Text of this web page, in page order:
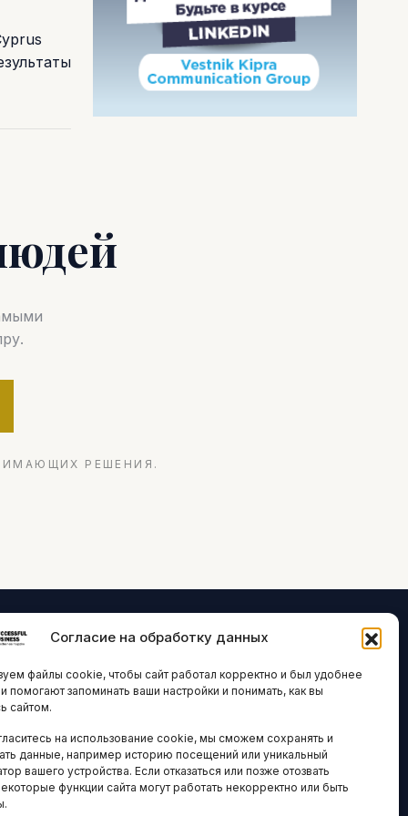
Согласие на обработку данных
файлы cookie, чтобы сайт работал корректно и был удобнее
помогают запоминать ваши настройки и понимать, как вы
сайтом.
на использование cookie, мы сможем сохранять и
данные, например историю посещений или уникальный
вашего устройства. Если отказаться или позже отозвать
функции сайта могут работать некорректно или быть
РЕШЕНИЯ.
И ARTICLES IN
ENGLISH
НАВИГАЦИЯ
Архив материалов